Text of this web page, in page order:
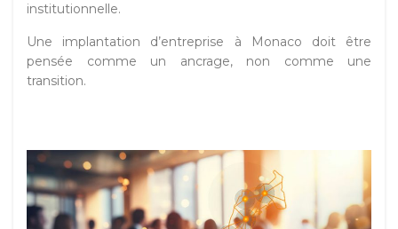
institutionnelle.
Une implantation d’entreprise à Monaco doit être
pensée comme un ancrage, non comme une
transition.